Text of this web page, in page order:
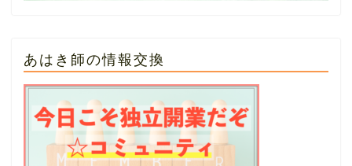
あはき師の情報交換